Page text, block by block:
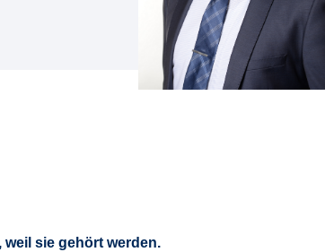
sie gehört werden.